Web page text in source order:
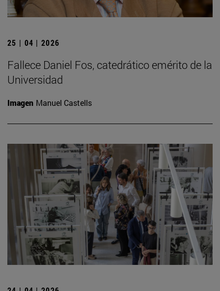
25 | 04 | 2026
Fallece Daniel Fos, catedrático emérito de la
Universidad
Imagen Manuel Castells